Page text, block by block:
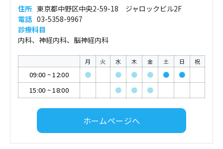
住所 東京都中野区中央2-59-18 ジャロックビル2F
電話 03-5358-9967
診療科目
内科、神経内科、脳神経内科
月 火 水 木 金 土 日 祝
09:00 ~12:00 ● ● ● ● ●
●
15:00 ~18:00 ● ● ●
ホームページへ